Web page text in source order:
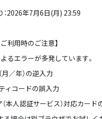
：2026年7月6日(月) 23:59
利用時のご注意】
るエラーが多発しています。
月／年）の逆入力
ィコードの誤入力
（本人認証サービス）対応カー